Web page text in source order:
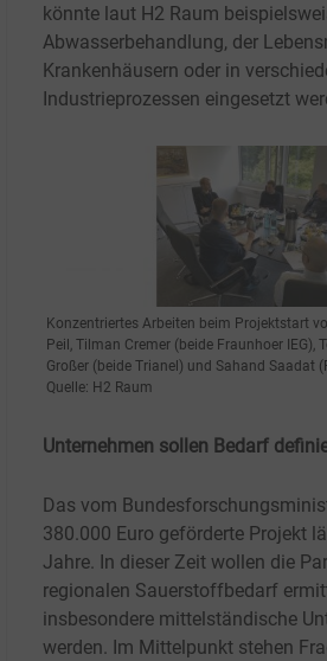
könnte laut H2 Raum
Abwasserbehandlung, der
Krankenhäusern oder in
Industrieprozessen eingesetzt
Konzentriertes Arbeiten beim Projektstart
Peil, Tilman Cremer (beide Fraunhoer IEG),
Großer (beide Trianel) und Sahand Saadat
Quelle: H2 Raum
Unternehmen sollen Bedarf
Das vom
380.000 Euro geförderte Projekt
Jahre. In dieser Zeit wollen die
regionalen Sauerstoffbedarf
insbesondere mittelständische
werden. Im Mittelpunkt stehen